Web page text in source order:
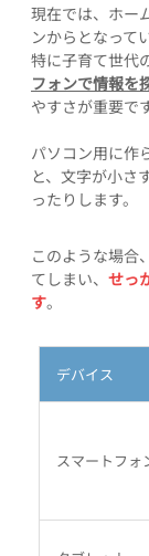
現在では、ホー
ンからとなって
特に子育て世代
フォンで情報を
やすさが重要です
パソコン用に作
と、文字が小さ
ったりします。
このような場合
てしまい、 せっ
す。
デバイス
スマートフォ